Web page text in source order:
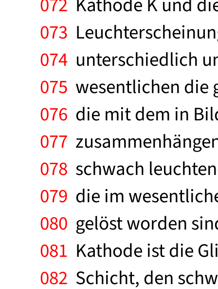
073
074 unterschiedlich
075 wesentlichen die
076 die mit dem in
077
078 schwach
079 die im
080 gelöst worden
081 Kathode ist die
082 Schicht, den